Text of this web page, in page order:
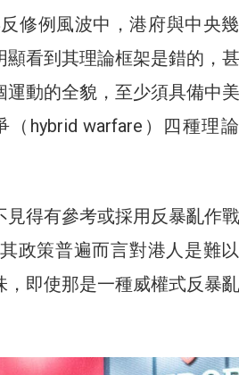
修例風波中，港府與中央
看到其理論框架是錯的，
動的全貌，至少須具備中
hybrid warfare）四種理
得有參考或採用反暴亂作
政策普遍而言對港人是難
即使那是一種威權式反暴